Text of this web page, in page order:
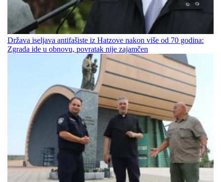
Država iseljava antifašiste iz Hatzove nakon više od 70 godina:
Zgrada ide u obnovu, povratak nije zajamčen